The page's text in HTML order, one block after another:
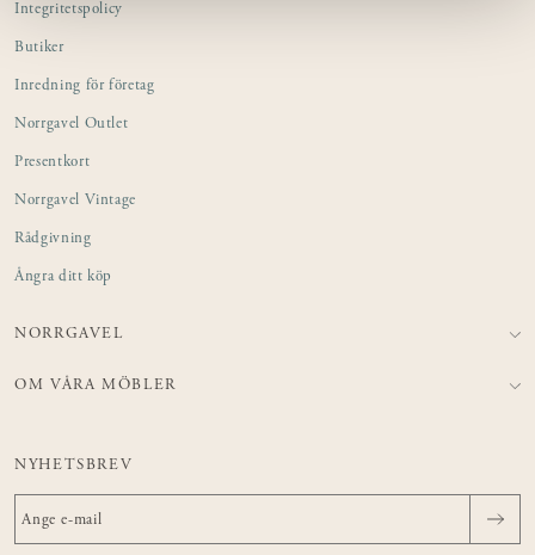
Integritetspolicy
Butiker
Inredning för företag
Norrgavel Outlet
Presentkort
Norrgavel Vintage
Rådgivning
Ångra ditt köp
NORRGAVEL
OM VÅRA MÖBLER
NYHETSBREV